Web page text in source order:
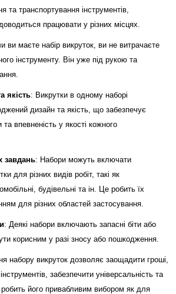
та транспортування інструментів,
працювати у різних місцях.
ви маєте набір викруток, ви не витрачаєте
інструменту. Він уже під рукою та
якість: Викрутки в одному наборі
дизайн та якість, що забезпечує
впевненість у якості кожного
завдань: Набори можуть включати
для різних видів робіт, такі як
будівельні та ін. Це робить їх
для різних областей застосування.
: Деякі набори включають запасні біти або
корисним у разі зносу або пошкодження.
набору викруток дозволяє заощадити гроші,
забезпечити універсальність та
робить його привабливим вибором як для